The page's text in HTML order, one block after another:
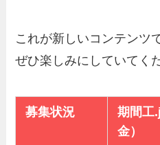
これが新しいコンテンツ
ぜひ楽しみにしていてく
募集状況
期間工
金）